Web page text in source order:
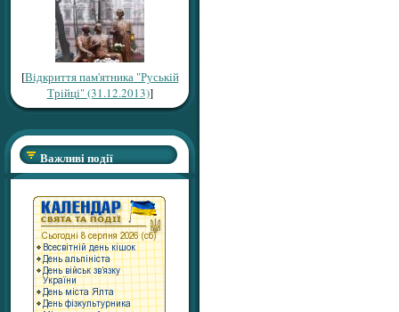
[Відкриття пам'ятника "Руській
Трійці" (31.12.2013)]
Важливі події